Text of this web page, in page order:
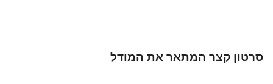
סרטון קצר המתאר את המודל